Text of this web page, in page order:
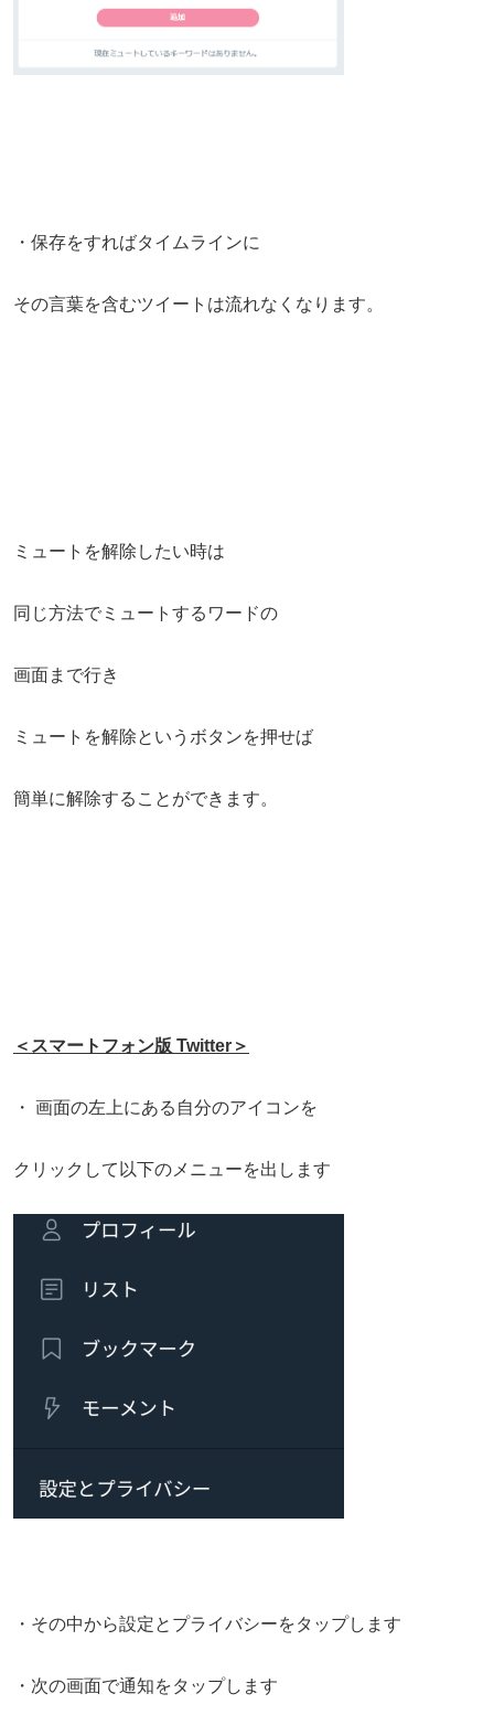
・保存をすればタイムラインに
その言葉を含むツイートは流れなくなります。
ミュートを解除したい時は
同じ方法でミュートするワードの
画面まで行き
ミュートを解除というボタンを押せば
簡単に解除することができます。
＜スマートフォン版 Twitter＞
・ 画面の左上にある自分のアイコンを
クリックして以下のメニューを出します
・その中から設定とプライバシーをタップします
・次の画面で通知をタップします